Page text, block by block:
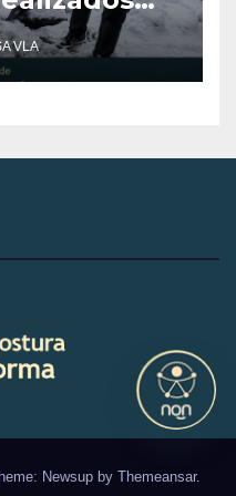
VLA
Newsup by Themeansar.